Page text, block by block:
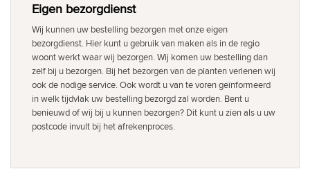
Eigen bezorgdienst
Wij kunnen uw bestelling bezorgen met onze eigen
bezorgdienst. Hier kunt u gebruik van maken als in de regio
woont werkt waar wij bezorgen. Wij komen uw bestelling dan
zelf bij u bezorgen. Bij het bezorgen van de planten verlenen wij
ook de nodige service. Ook wordt u van te voren geïnformeerd
in welk tijdvlak uw bestelling bezorgd zal worden. Bent u
benieuwd of wij bij u kunnen bezorgen? Dit kunt u zien als u uw
postcode invult bij het afrekenproces.